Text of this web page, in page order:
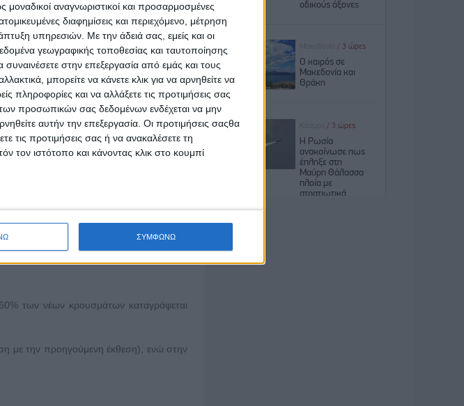
αναγνωριστικοί και προσαρμοσμένες
διαφημίσεις και περιεχόμενο, μέτρηση
υπηρεσιών. Με την άδειά σας, εμείς και οι
γεωγραφικής τοποθεσίας και ταυτοποίησης
στην επεξεργασία από εμάς και τους
μπορείτε να κάνετε κλικ για να αρνηθείτε να
πληροφορίες και να αλλάξετε τις προτιμήσεις σας
προσωπικών σας δεδομένων ενδέχεται να μην
αυτήν την επεξεργασία. Οι προτιμήσεις σαςθα
τις προτιμήσεις σας ή να ανακαλέσετε τη
τον ιστότοπο και κάνοντας κλικ στο κουμπί
ΣΥΜΦΩΝΩ
Τα τεστ θα γίνονται στοχευμένα και
το Πολυδύναμο Κέντρο Αστέγων
και τη φροντίδα των αστέγων, από
Αρχές σχετικά με την κατάσταση που
των νέων κρουσμάτων καταγράφεται
με την προηγούμενη έκθεση), ενώ στην